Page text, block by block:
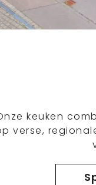
keuken
verse,